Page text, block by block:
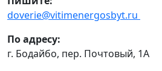
doverie@vitimenergosbyt.ru
По адресу:
г. Бодайбо, пер. Почтовый, 1А